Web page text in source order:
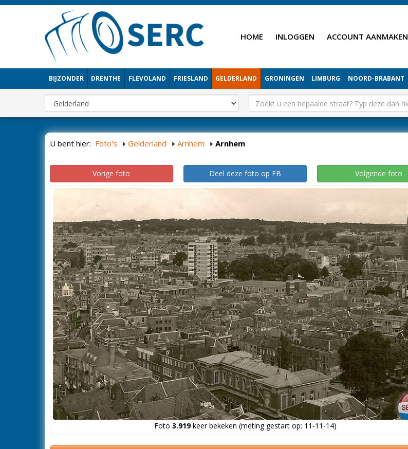
HOME INLOGGEN ACCOUNT AANMAKEN
BIJZONDER DRENTHE FLEVOLAND FRIESLAND GELDERLAND GRONINGEN LIMBURG NOORD-BRABANT
U bent hier: Foto's Gelderland Arnhem Arnhem
Vorige foto Deel deze foto op FB Volgende foto
Foto 3.919keer bekeken (meting gestart op: 11-11-14)